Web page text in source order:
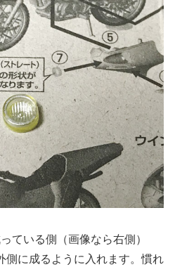
ている側（画像なら右側）
に成るように入れます。慣れ